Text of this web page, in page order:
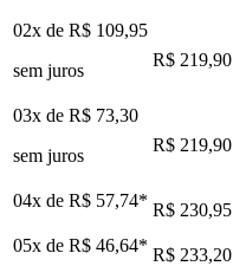
02x de R$ 109,95
sem juros
R$ 219,90
03x de R$ 73,30
sem juros
R$ 219,90
04x de R$ 57,74* R$ 230,95
05x de R$ 46,64* R$ 233,20